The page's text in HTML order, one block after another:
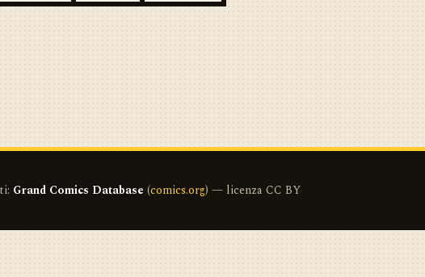
Grand Comics Database (comics.org) — licenza CC BY